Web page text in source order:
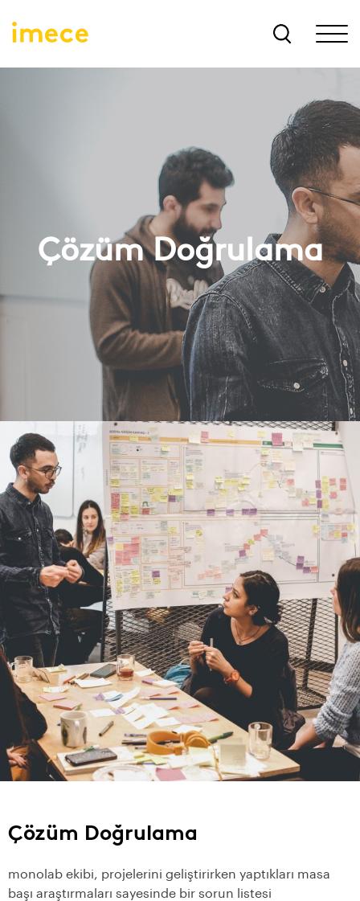
Çözüm Doğrulama
Çözüm Doğrulama
monolab ekibi, projelerini geliştirirken yaptıkları masa
başı araştırmaları sayesinde bir sorun listesi